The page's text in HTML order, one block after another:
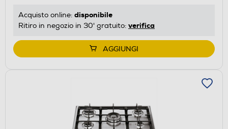
Acquisto online: disponibile
Ritiro in negozio in 30' gratuito: verifica
AGGIUNGI